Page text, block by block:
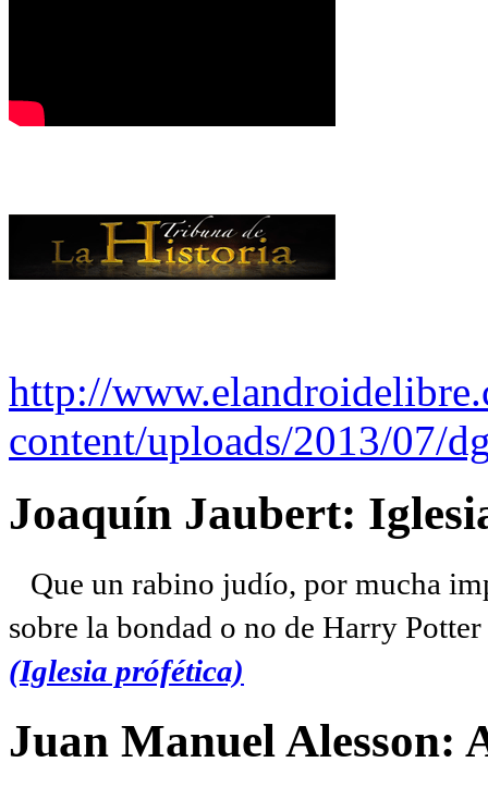
http://
content/uploads/2013/07/
Joaquín Jaubert:
Que un rabino judío, por mucha
sobre la bondad o no de Harry
(Iglesia prófética)
Juan Manuel Alesson: